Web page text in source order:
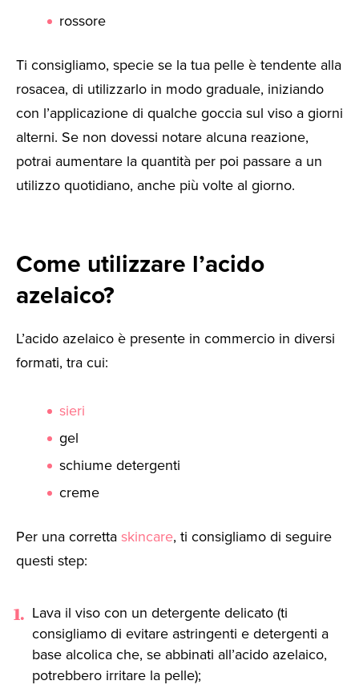
rossore
Ti consigliamo, specie se la tua pelle è tendente alla
rosacea, di utilizzarlo in modo graduale, iniziando
con l’applicazione di qualche goccia sul viso a giorni
alterni. Se non dovessi notare alcuna reazione,
potrai aumentare la quantità per poi passare a un
utilizzo quotidiano, anche più volte al giorno.
Come utilizzare l’acido
azelaico?
L’acido azelaico è presente in commercio in diversi
formati, tra cui:
sieri
gel
schiume detergenti
creme
Per una correttaskincare, ti consigliamo di seguire
questi step:
Lava il viso con un detergente delicato (ti
consigliamo di evitare astringenti e detergenti a
base alcolica che, se abbinati all’acido azelaico,
potrebbero irritare la pelle);